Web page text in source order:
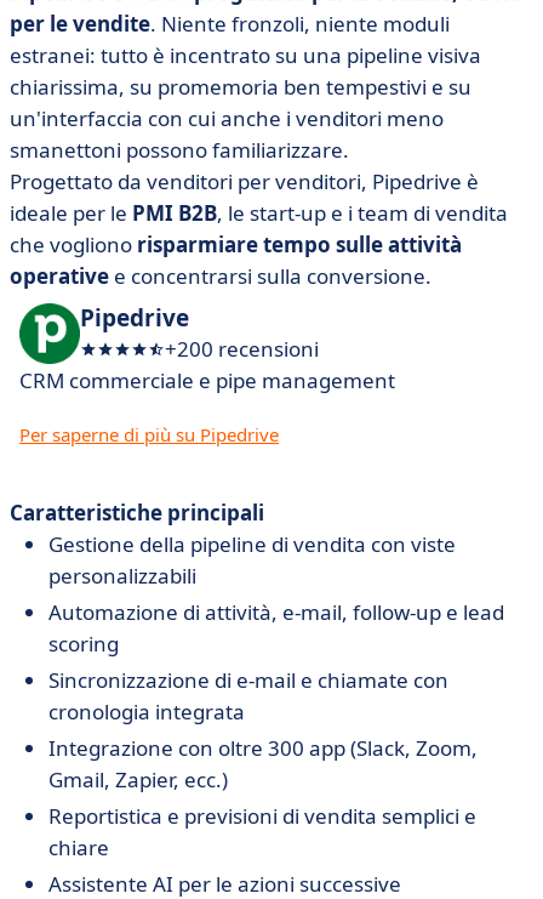
per le vendite. Niente fronzoli, niente moduli
estranei: tutto è incentrato su una pipeline visiva
chiarissima, su promemoria ben tempestivi e su
un'interfaccia con cui anche i venditori meno
smanettoni possono familiarizzare.
Progettato da venditori per venditori, Pipedrive è
ideale per le PMI B2B, le start-up e i team di vendita
che vogliono risparmiare tempo sulle attività
operative e concentrarsi sulla conversione.
Pipedrive
+200 recensioni
CRM commerciale e pipe management
Per saperne di più su Pipedrive
Caratteristiche principali
Gestione della pipeline di vendita con viste
personalizzabili
Automazione di attività, e-mail, follow-up e lead
scoring
Sincronizzazione di e-mail e chiamate con
cronologia integrata
Integrazione con oltre 300 app (Slack, Zoom,
Gmail, Zapier, ecc.)
Reportistica e previsioni di vendita semplici e
chiare
Assistente AI per le azioni successive